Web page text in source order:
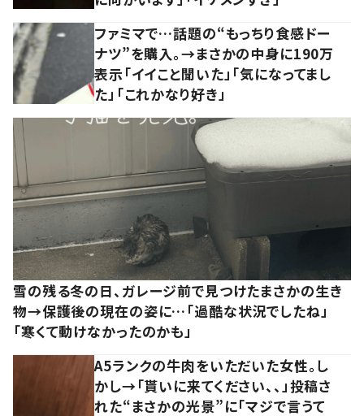
ファミマで…話題の“もっちり食感ドー
ナツ”を購入。→まさかの中身に190万
表示「イイこと聞いた」「気になってまし
た」「これかなり好き」
雪の残る冬の日、ガレージ前で見つけたまさかの生き
物→保護後の現在の姿に…「過酷な状況でしたね」
「寒くて動けなかったのかも」
A5ランクの牛肉をいただいた女性。し
かし→「貰いに来てください、、」投稿さ
れた“まさかの光景”に「マジで言うて